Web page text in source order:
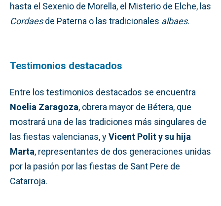
hasta el Sexenio de Morella, el Misterio de Elche, las
Cordaesde Paterna o las tradicionales albaes.
Testimonios destacados
Entre los testimonios destacados se encuentra
Noelia Zaragoza, obrera mayor de Bétera, que
mostrará una de las tradiciones más singulares de
las fiestas valencianas, yVicent Polit y su hija
Marta, representantes de dos generaciones unidas
por la pasión por las fiestas de Sant Pere de
Catarroja.